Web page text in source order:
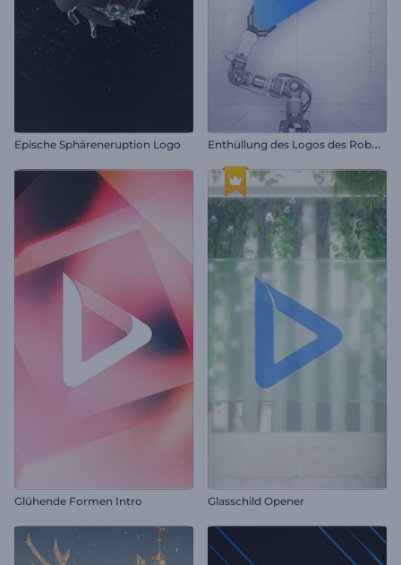
Epische Sphäreneruption Logo E
nthüllung des Logos des Roboterarms
Glühende Formen Intro Glasschild Opener